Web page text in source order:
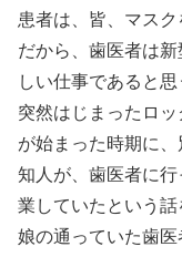
患者は、皆、マス
だから、歯医者は
しい仕事であると思
突然はじまったロ
が始まった時期に
知人が、歯医者に
業していたという話
娘の通っていた歯医